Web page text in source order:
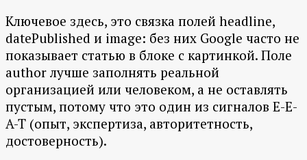
Ключевое здесь, это связка полей headline,
datePublished и image: без них Google часто не
показывает статью в блоке с картинкой. Поле
author лучше заполнять реальной
организацией или человеком, а не оставлять
пустым, потому что это один из сигналов E-E-
A-T (опыт, экспертиза, авторитетность,
достоверность).